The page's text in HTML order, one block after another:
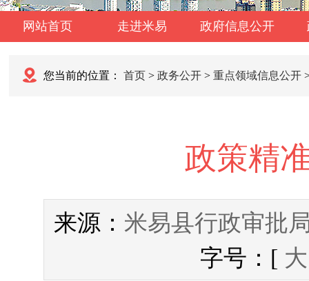
网站首页 走进米易 政府信息公开
您当前的位置： 首页 > 政务公开 > 重点领域信息公开
政策精
来源： 米易县行政审批
字号：[ 大